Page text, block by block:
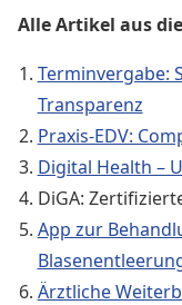
Alle Artikel aus
Terminvergabe:
Transparenz
Praxis-EDV:
Digital Health –
DiGA:
App zur
Ärztliche